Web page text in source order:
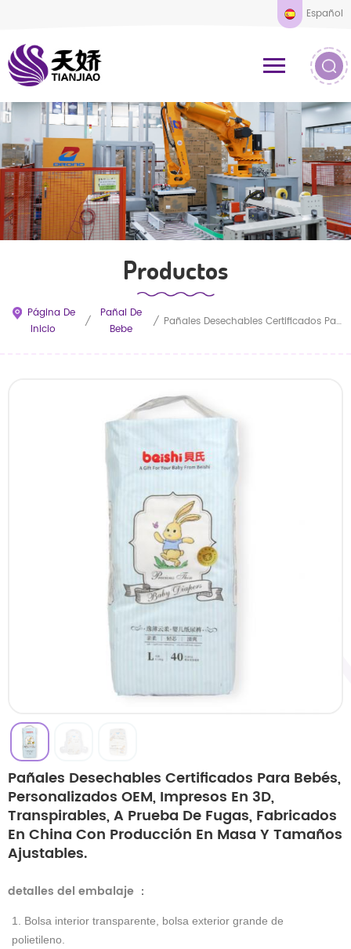
Español
Productos
Página De
Inicio
/
Pañal De
Bebe
/ Pañales Desechables Certificados Para Bebés, Personalizados OEM, Impresos En 3D, Transpirables, A Prueba De Fugas, Fabricados En China Con Producción En Masa Y Tamaños Ajustables.
Pañales Desechables Certificados Para Bebés,
Personalizados OEM, Impresos En 3D,
Transpirables, A Prueba De Fugas, Fabricados
En China Con Producción En Masa Y Tamaños
Ajustables.
detalles del embalaje ：
1. Bolsa interior transparente, bolsa exterior grande de
polietileno.